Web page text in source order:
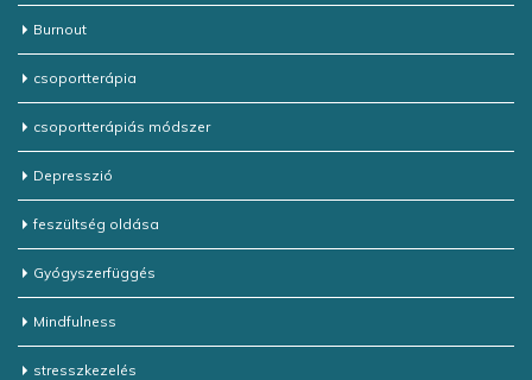
Burnout
csoportterápia
csoportterápiás módszer
Depresszió
feszültség oldása
Gyógyszerfüggés
Mindfulness
stresszkezelés